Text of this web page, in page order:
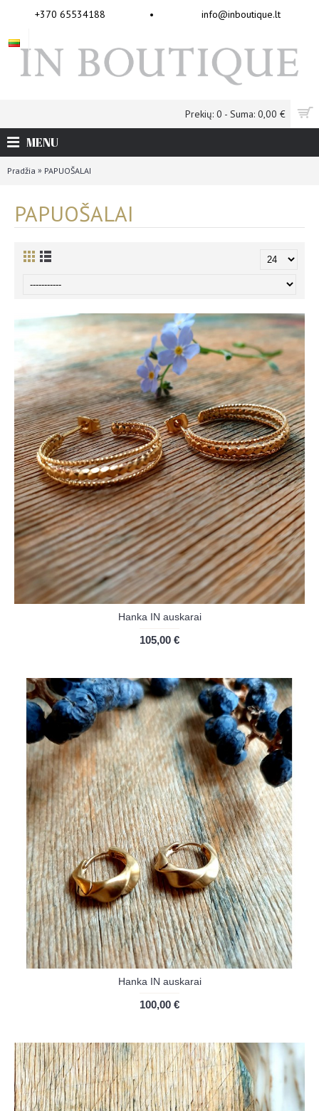
+370 65534188 • info@inboutique.lt
Prekių: 0 - Suma: 0,00 €
MENU
Pradžia » PAPUOŠALAI
PAPUOŠALAI
Hanka IN auskarai
105,00 €
Hanka IN auskarai
100,00 €